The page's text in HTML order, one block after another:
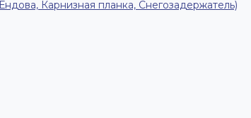
Карнизная планка, Снегозадержатель)